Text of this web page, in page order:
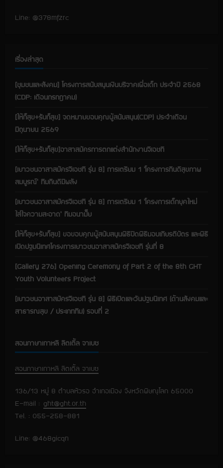
d
n
g
Line: @378mfzrc
เรื่องล่าสุด
[ชุมชนและสังคม] โครงการสนับสนุนเงินบริจาคเพื่อเด็ก ประจำปี 2568
(CDP: เดือนกรกฎาคม)
[ให้ก็สุข+รับก็สุข] จดหมายขอบคุณผู้สนับสนุน(CDP) ประจำเดือน
มิถุนายน 2569
[ให้ก็สุข+รับก็สุข]อาสาสมัครการตกแต่งสำนักงานจีเอชที
[เยาวชนอาสาสมัครจีเอชที รุ่น 8] การเตรียม 1 ‘โครงการกินดีสุขภาพ
สมบูรณ์’ ทีมกินดีมีพลัง
[เยาวชนอาสาสมัครจีเอชที รุ่น 8] การเตรียม 1 ‘โครงการเด็กยุคใหม่
ใส่ใจความสะอาด’ ทีมอนามั๊ย
[ให้ก็สุข+รับก็สุข] ขอขอบคุณผู้สนับสนุนพิธีปิดพิธีมอบเกียรติบัตร และพิธี
เปิดปฐมนิเทศโครงการเยาวชนอาสาสมัครจีเอชที รุ่นที่ 8
[Gallery 276] Opening Ceremony of Part 2 of the 8th GHT
Youth Volunteers Project
[เยาวชนอาสาสมัครจีเอชที รุ่น 8] พิธีเปิดและวันปฐมนิเทศ (ด้านสังคมและ
สาธารณสุข / ประเภททีม) รอบที่ 2
สอนภาษาเกาหลี ลิตเติ้ล จาเบซ
สอนภาษาเกาหลี ลิตเติ้ล จาเบซ
136/13 หมู่ 8 ตำบลหัวรอ อำเภอเมือง จังหวัดพิษณุโลก 65000
E-mail : ght@ght.or.th
Tel. : 055-258-881
Line: @468gicqn